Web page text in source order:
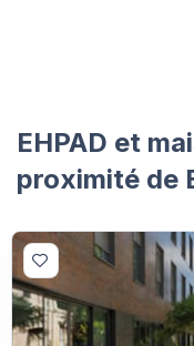
EHPAD et
proximité de